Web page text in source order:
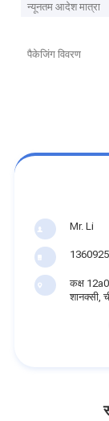
न्यूनतम आदेश मात्रा
पैकेजिंग विवरण
Mr. Li
कक्ष
शानक्सी,